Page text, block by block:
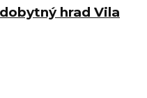
hrad Vila